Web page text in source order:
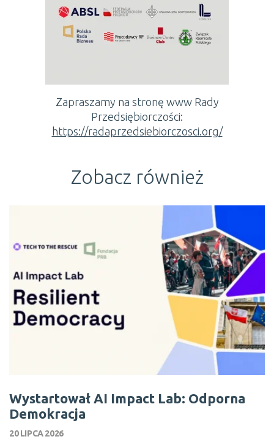
Zapraszamy na stronę www Rady
Przedsiębiorczości:
https://radaprzedsiebiorczosci.org/
Zobacz również
Wystartował AI Impact Lab: Odporna
Demokracja
20 LIPCA 2026